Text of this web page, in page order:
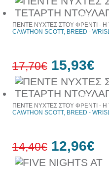
10%
έκπτωση
10%
έκπτωση
ΠΕΝΤΕ ΝΥΧΤΕΣ ΣΤΟΥ ΦΡΕΝΤΙ - Η
CAWTHON SCOTT, BREED -
17,70€ 15,93€
ΠΕΝΤΕ ΝΥΧΤΕΣ ΣΤΟΥ ΦΡΕΝΤΙ - Η
CAWTHON SCOTT, BREED -
14,40€ 12,96€